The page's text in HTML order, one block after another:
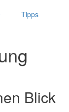
Tipps
Blick